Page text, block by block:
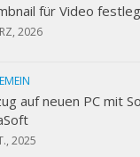
für Video
2026
auf neuen PC mit
2025